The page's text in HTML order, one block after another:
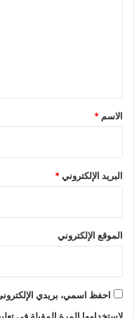
*
الاسم *
البريد الإلكتروني*
الموقع الإلكتروني
احفظ اسمي، بريدي